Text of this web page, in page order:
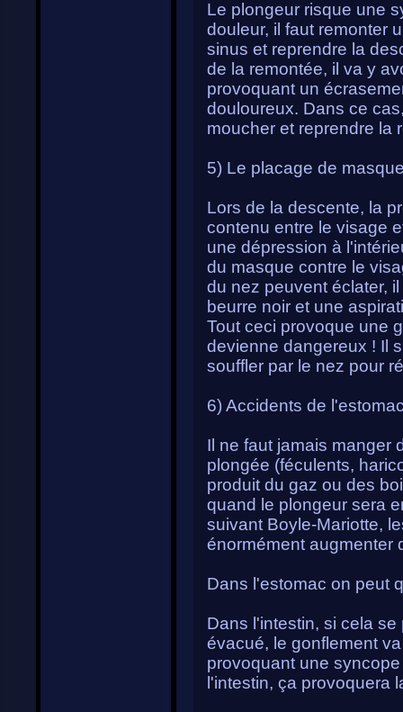
Le plongeur risque une
douleur, il faut remonter
sinus et reprendre la
de la remontée, il va y
provoquant un
douloureux. Dans ce
moucher et reprendre la
5) Le placage de
Lors de la descente, la
contenu entre le visage
une dépression à
du masque contre le
du nez peuvent éclater,
beurre noir et une
Tout ceci provoque une
devienne dangereux ! Il
souffler par le nez pour
6) Accidents de
Il ne faut jamais manger
plongée (féculents,
produit du gaz ou des
quand le plongeur sera
suivant Boyle-Mariotte,
énormément augmenter
Dans l'estomac on peut
Dans l'intestin, si cela
évacué, le gonflement
provoquant une
l'intestin, ça provoquera